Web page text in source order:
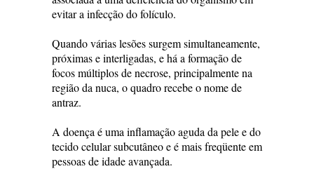
evitar a infecção do folículo.
Quando várias lesões surgem simultaneamente,
próximas e interligadas, e há a formação de
focos múltiplos de necrose, principalmente na
região da nuca, o quadro recebe o nome de
antraz.
A doença é uma inflamação aguda da pele e do
tecido celular subcutâneo e é mais freqüente em
pessoas de idade avançada.